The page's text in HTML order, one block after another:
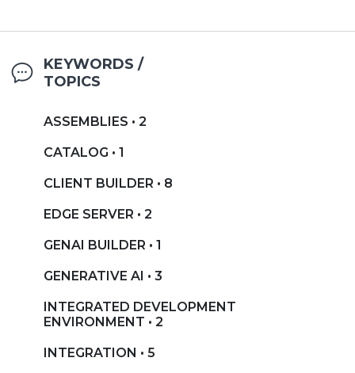
KEYWORDS /
TOPICS
ASSEMBLIES • 2
CATALOG • 1
CLIENT BUILDER • 8
EDGE SERVER • 2
GENAI BUILDER • 1
GENERATIVE AI • 3
INTEGRATED DEVELOPMENT
ENVIRONMENT • 2
INTEGRATION • 5